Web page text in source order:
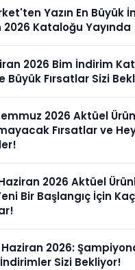
Yazın En Büyük
2026 Kataloğu Yayında
2026 Bim İndirim
Büyük Fırsatlar Sizi
2026 Aktüel
Fırsatlar ve
Haziran 2026 Aktüel
Bir Başlangıç İçin
Haziran 2026:
Sizi Bekliyor!